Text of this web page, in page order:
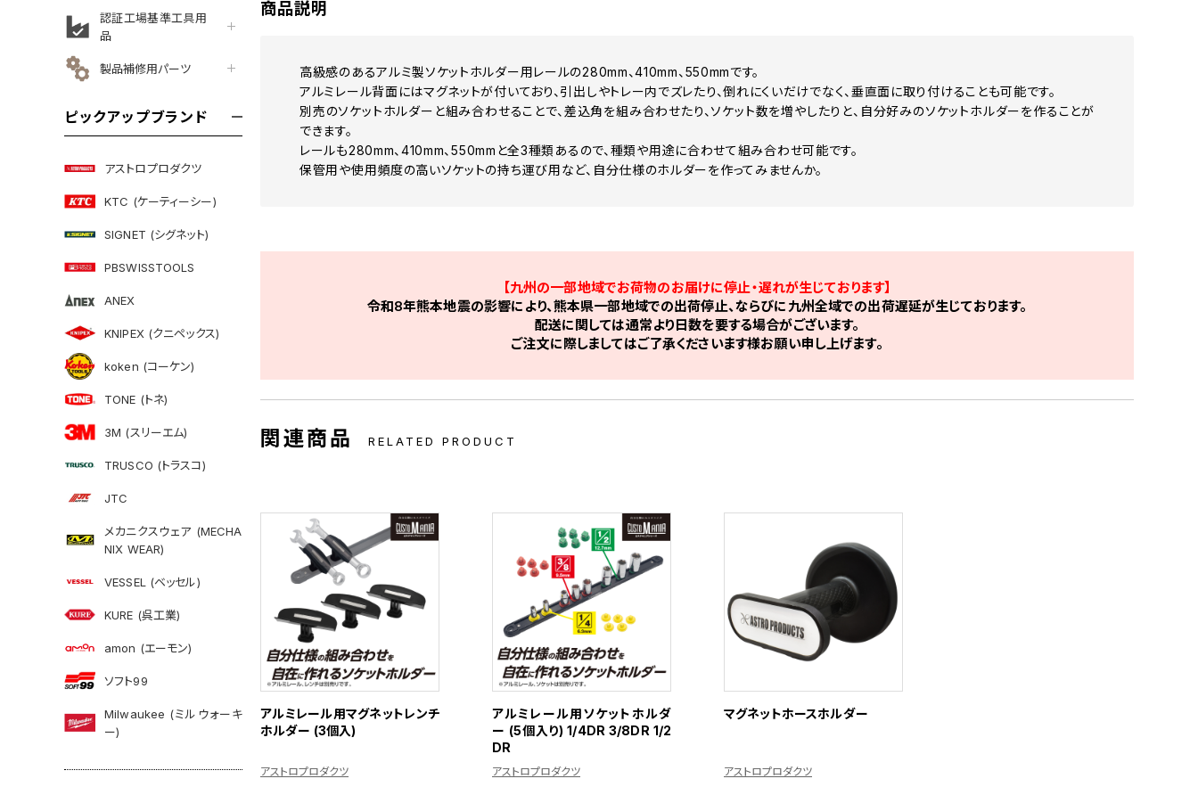
認証工場基準工具用
品
製品補修用パーツ
ピックアップブランド
アストロプロダクツ
KTC (ケーティーシー)
SIGNET (シグネット)
PBSWISSTOOLS
ANEX
KNIPEX (クニペックス)
koken (コーケン)
TONE (トネ)
3M (スリーエム)
TRUSCO (トラスコ)
JTC
メカニクスウェア (MECHA
NIX WEAR)
VESSEL (ベッセル)
KURE (呉工業)
amon (エーモン)
ソフト99
Milwaukee (ミルウォーキ
ー)
商品説明
高級感のあるアルミ製ソケットホルダー用レールの280mm、410mm、550mmです。
アルミレール背面にはマグネットが付いており、引出しやトレー内でズレたり、倒れにくいだけでなく、垂直面に取り付けることも可能です。
別売のソケットホルダーと組み合わせることで、差込角を組み合わせたり、ソケット数を増やしたりと、自分好みのソケットホルダーを作ることが
できます。
レールも280mm、410mm、550mmと全3種類あるので、種類や用途に合わせて組み合わせ可能です。
保管用や使用頻度の高いソケットの持ち運び用など、自分仕様のホルダーを作ってみませんか。
【九州の一部地域でお荷物のお届けに停止・遅れが生じております】
令和8年熊本地震の影響により、熊本県一部地域での出荷停止、ならびに九州全域での出荷遅延が生じております。
配送に関しては通常より日数を要する場合がございます。
ご注文に際しましてはご了承くださいます様お願い申し上げます。
関連商品 RELATED PRODUCT
アルミレール用マグネットレンチ
ホルダー (3個入)
アストロプロダクツ
アルミレール用ソケットホルダ
ー (5個入り) 1/4DR 3/8DR 1/2
DR
アストロプロダクツ
マグネットホースホルダー
アストロプロダクツ